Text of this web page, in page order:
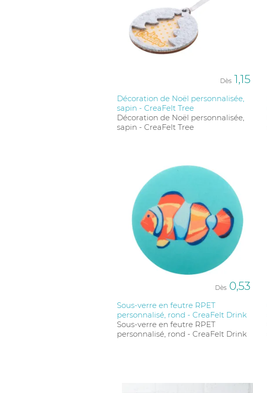
Dès 1,15
Décoration de Noël personnalisée,
sapin - CreaFelt Tree
Décoration de Noël personnalisée,
sapin - CreaFelt Tree
Dès 0,53
Sous-verre en feutre RPET
personnalisé, rond - CreaFelt Drink
Sous-verre en feutre RPET
personnalisé, rond - CreaFelt Drink